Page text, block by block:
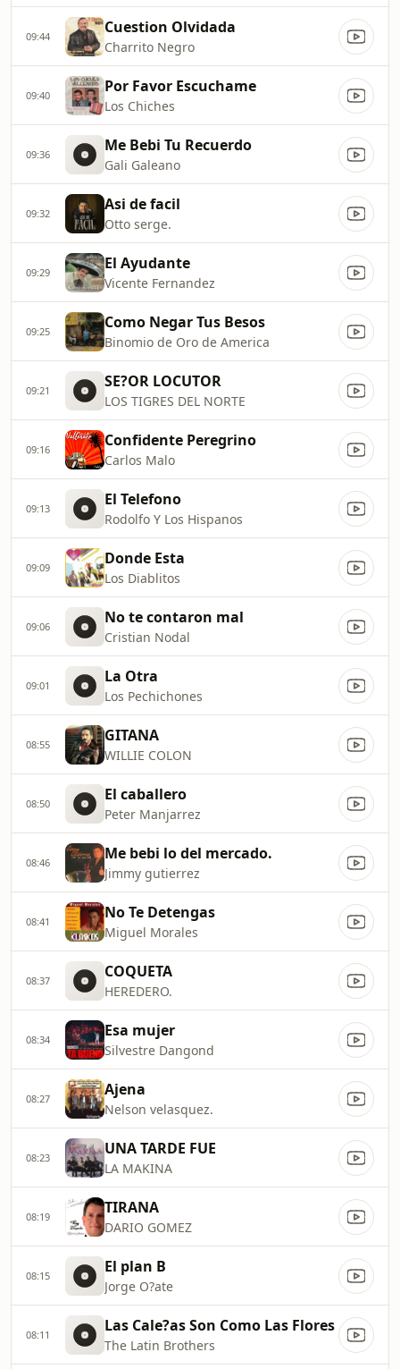
09:44 Cuestion Olvidada
Charrito Negro
09:40 Por Favor Escuchame
Los Chiches
09:36 Me Bebi Tu Recuerdo
Gali Galeano
09:32 Asi de facil
Otto serge.
09:29 El Ayudante
Vicente Fernandez
09:25 Como Negar Tus Besos
Binomio de Oro de America
09:21 SE?OR LOCUTOR
LOS TIGRES DEL NORTE
09:16 Confidente Peregrino
Carlos Malo
09:13 El Telefono
Rodolfo Y Los Hispanos
09:09 Donde Esta
Los Diablitos
09:06 No te contaron mal
Cristian Nodal
09:01 La Otra
Los Pechichones
08:55 GITANA
WILLIE COLON
08:50 El caballero
Peter Manjarrez
08:46 Me bebi lo del mercado.
Jimmy gutierrez
08:41 No Te Detengas
Miguel Morales
08:37 COQUETA
HEREDERO.
08:34 Esa mujer
Silvestre Dangond
08:27 Ajena
Nelson velasquez.
08:23 UNA TARDE FUE
LA MAKINA
08:19 TIRANA
DARIO GOMEZ
08:15 El plan B
Jorge O?ate
08:11 Las Cale?as Son Como Las Flores
The Latin Brothers